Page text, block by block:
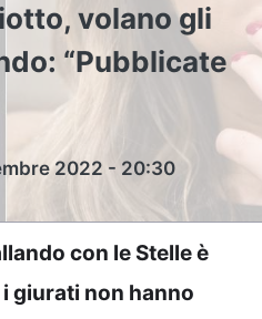
volano gli
“Pubblicate
2022 - 20:30
con le Stelle è
giurati non hanno